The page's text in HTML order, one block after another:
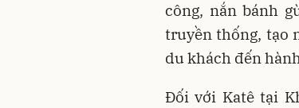
công, nắn bánh
truyền thống, tạo
du khách đến
Đối với Katê tại